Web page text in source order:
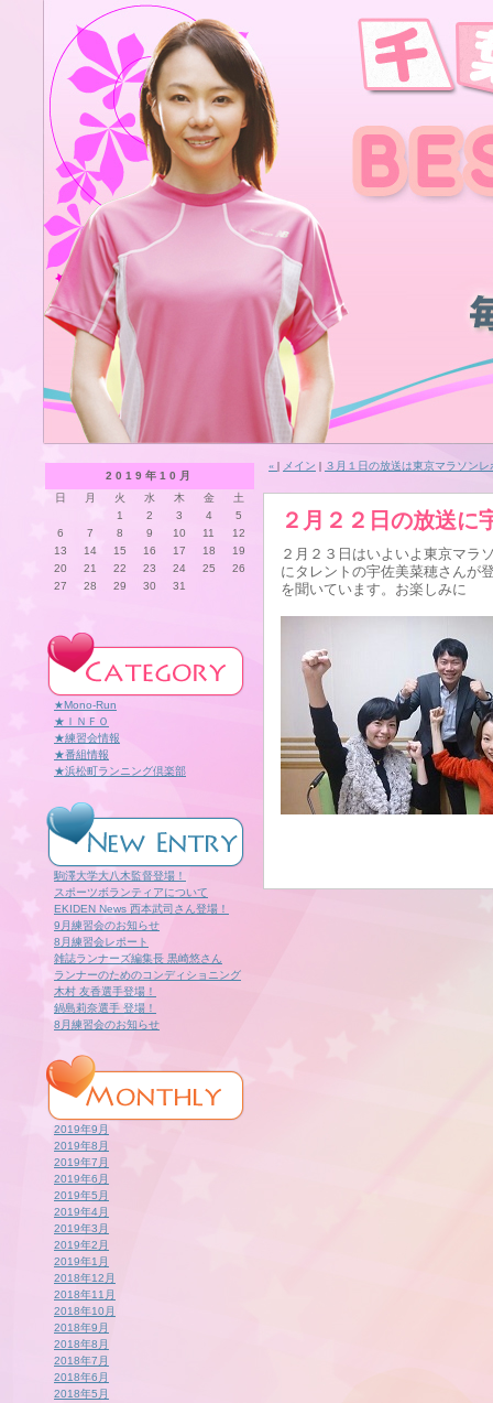
2019年10月
日
月 火 水 木 金
土
1
2 3 4
5
6
7 8 9 10 11
12
13
14 15 16 17 18
19
20
21 22 23 24 25
26
27
28 29 30 31
★Mono-Run
★ＩＮＦＯ
★練習会情報
★番組情報
★浜松町ランニング倶楽部
駒澤大学大八木監督登場！
スポーツボランティアについて
EKIDEN News 西本武司さん登場！
9月練習会のお知らせ
8月練習会レポート
雑誌ランナーズ編集長 黒崎悠さん
ランナーのためのコンディショニング
木村 友香選手登場！
鍋島莉奈選手 登場！
8月練習会のお知らせ
2019年9月
2019年8月
2019年7月
2019年6月
2019年5月
2019年4月
2019年3月
2019年2月
2019年1月
2018年12月
2018年11月
2018年10月
2018年9月
2018年8月
2018年7月
2018年6月
2018年5月
« | メイン | ３月１日の放送は東京マラソン
２月２２日の放送に
２月２３日はいよいよ東京マラ
にタレントの宇佐美菜穂さんが
を聞いています。お楽しみに